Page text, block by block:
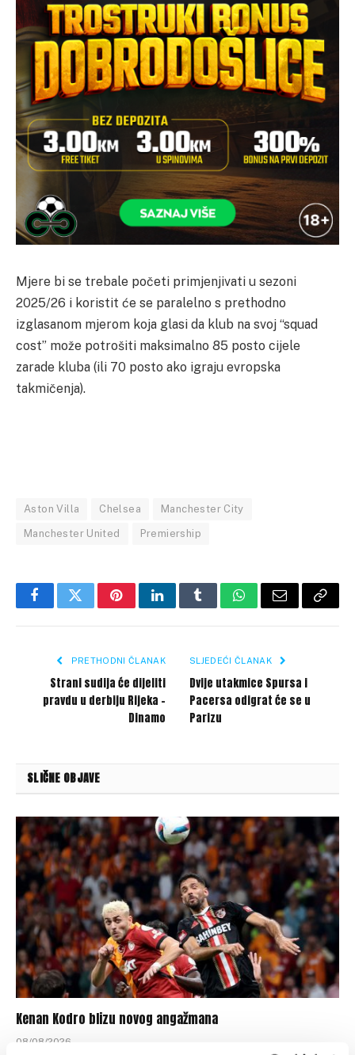
Mjere bi se trebale početi primjenjivati u sezoni
2025/26 i koristit će se paralelno s prethodno
izglasanom mjerom koja glasi da klub na svoj “squad
cost” može potrošiti maksimalno 85 posto cijele
zarade kluba (ili 70 posto ako igraju evropska
takmičenja).
Aston Villa Chelsea Manchester City
Manchester United Premiership
FacebookTwitterPinterestLinkedInTumblrWhatsApp
Email Copy
PRETHODNI ČLANAK
Strani sudija će dijeliti
pravdu u derbiju Rijeka –
Dinamo
SLJEDEĆI ČLANAK
Dvije utakmice Spursa i
Pacersa odigrat će se u
Parizu
SLIČNE OBJAVE
Kenan Kodro blizu novog angažmana
08/08/2026